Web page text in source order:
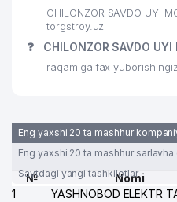
30 EXCELSIOR TRADE
31
INTEGRO RENTAL
MChJ
33 MASLAHAT-
34 ISHONCH TOUR
35 SILK ROAD
CHILONZOR SAVDO UYI
torgstroy.uz
❓ CHILONZOR SAVDO
raqamiga fax
Eng yaxshi 20 ta mashhur
Eng yaxshi 20 ta mashhur
Saytdagi yangi tashkilotlar
№
Nomi
1